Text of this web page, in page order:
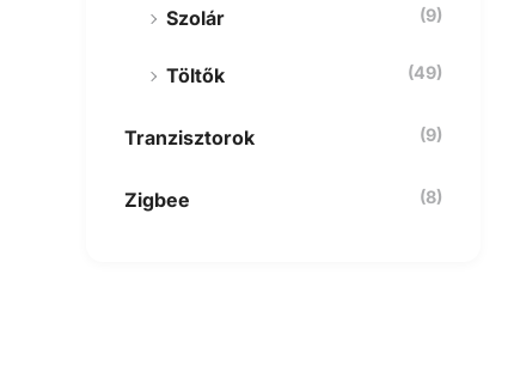
Szolár (9)
Töltők (49)
Tranzisztorok (9)
Zigbee (8)